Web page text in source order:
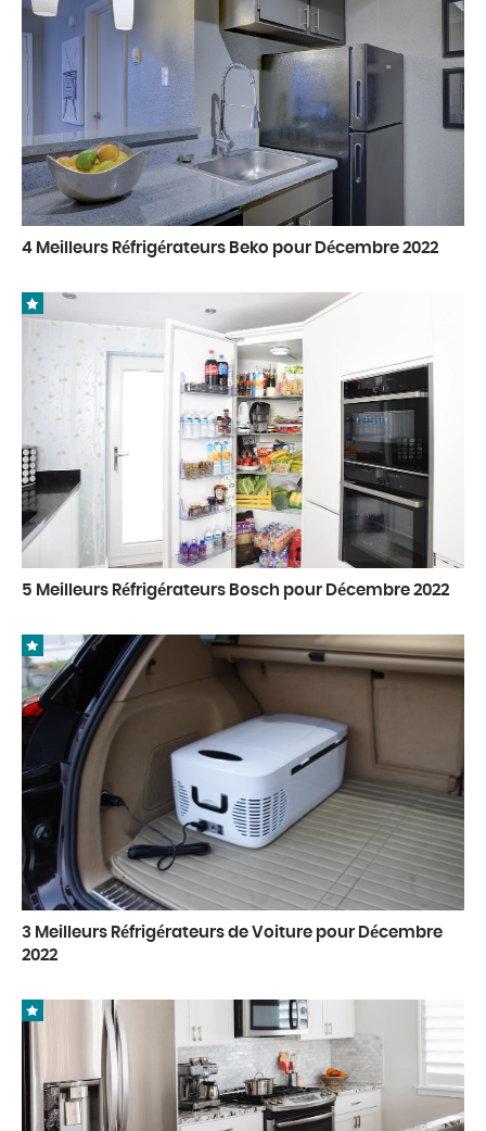
4 Meilleurs Réfrigérateurs Beko pour Décembre 2022
5 Meilleurs Réfrigérateurs Bosch pour Décembre 2022
3 Meilleurs Réfrigérateurs de Voiture pour Décembre
2022